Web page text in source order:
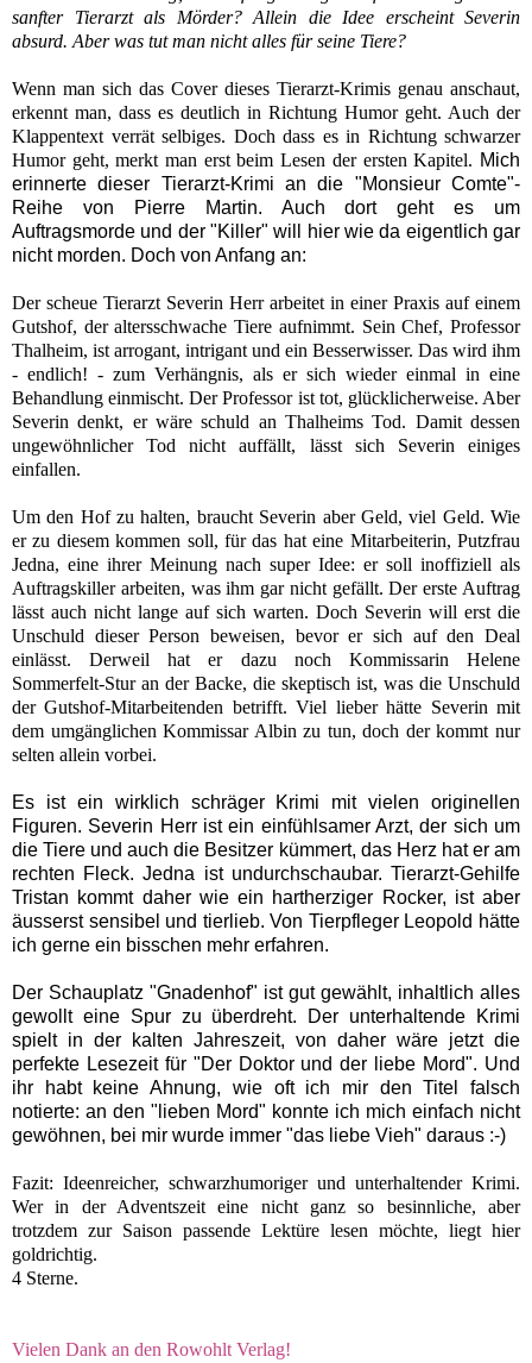
sanfter Tierarzt als Mörder? Allein die Idee erscheint Severin
absurd. Aber was tut man nicht alles für seine Tiere?
Wenn man sich das Cover dieses Tierarzt-Krimis genau anschaut,
erkennt man, dass es deutlich in Richtung Humor geht. Auch der
Klappentext verrät selbiges. Doch dass es in Richtung schwarzer
Humor geht, merkt man erst beim Lesen der ersten Kapitel. Mich
erinnerte dieser Tierarzt-Krimi an die "Monsieur Comte"-
Reihe von Pierre Martin. Auch dort geht es um
Auftragsmorde und der "Killer" will hier wie da eigentlich gar
nicht morden. Doch von Anfang an:
Der scheue Tierarzt Severin Herr arbeitet in einer Praxis auf einem
Gutshof, der altersschwacheTiere aufnimmt. Sein Chef, Professor
Thalheim, ist arrogant, intrigant und ein Besserwisser. Das wird ihm
- endlich! - zum Verhängnis, als er sich wieder einmal in eine
Behandlung einmischt. Der Professor ist tot, glücklicherweise. Aber
Severin denkt, er wäre schuld an Thalheims Tod. Damit dessen
ungewöhnlicher Tod nicht auffällt, lässt sich Severin einiges
einfallen.
Um den Hof zu halten, braucht Severin aber Geld, viel Geld. Wie
er zu diesem kommen soll, für das hat eine Mitarbeiterin, Putzfrau
Jedna, eine ihrer Meinung nach super Idee: er soll inoffiziell als
Auftragskiller arbeiten, was ihm gar nicht gefällt. Der erste Auftrag
lässt auch nicht lange auf sich warten. Doch Severin will erst die
Unschuld dieser Person beweisen, bevor er sich auf den Deal
einlässt.Derweil hat er dazu noch Kommissarin Helene
Sommerfelt-Stur an der Backe, die skeptisch ist, was die Unschuld
der Gutshof-Mitarbeitenden betrifft. Viel lieber hätte Severin mit
dem umgänglichen Kommissar Albin zu tun, doch der kommt nur
selten allein vorbei.
Es ist ein wirklich schräger Krimi mit vielen originellen
Figuren. Severin Herr ist ein einfühlsamer Arzt, der sich um
die Tiere und auch die Besitzer kümmert, das Herz hat er am
rechten Fleck. Jedna ist undurchschaubar. Tierarzt-Gehilfe
Tristan kommt daher wie ein hartherziger Rocker, ist aber
äusserst sensibel und tierlieb. Von Tierpfleger Leopold hätte
ich gerne ein bisschen mehr erfahren.
Der Schauplatz "Gnadenhof" ist gut gewählt, inhaltlich alles
gewollt eine Spur zu überdreht. Der unterhaltende Krimi
spielt in der kalten Jahreszeit, von daher wäre jetzt die
perfekte Lesezeit für "Der Doktor und der liebe Mord". Und
ihr habt keine Ahnung, wie oft ich mir den Titel falsch
notierte: an den "lieben Mord" konnte ich mich einfach nicht
gewöhnen, bei mir wurde immer "das liebe Vieh" daraus :-)
Fazit: Ideenreicher, schwarzhumoriger und unterhaltender Krimi.
Wer in der Adventszeit eine nicht ganz so besinnliche, aber
trotzdem zur Saison passende Lektüre lesen möchte, liegt hier
goldrichtig.
4 Sterne.
Vielen Dank an den Rowohlt Verlag!